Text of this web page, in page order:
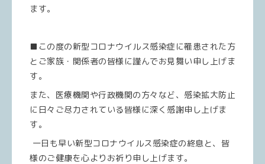
ます。
■この度の新型コロナウイルス感染症に罹患された方
とご家族・関係者の皆様に謹んでお見舞い申し上げま
す。
また、医療機関や行政機関の方々など、感染拡大防止
に日々ご尽力されている皆様に深く感謝申し上げま
す。
一日も早い新型コロナウイルス感染症の終息と、皆
様のご健康を心よりお祈り申し上げます。